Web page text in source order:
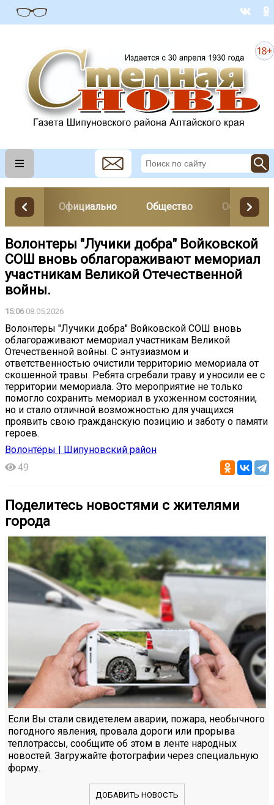
Официально Общество
Волонтеры "Лучики добра" Войковской
СОШ вновь облагораживают мемориал
участникам Великой Отечественной
войны.
15:0608.05.2026
Волонтеры "Лучики добра" Войковской СОШ вновь
облагораживают мемориал участникам Великой
Отечественной войны. С энтузиазмом и
ответственностью очистили территорию мемориала от
скошенной травы. Ребята сгребали траву и уносили ее с
территории мемориала. Это мероприятие не только
помогло сохранить мемориал в ухоженном состоянии,
но и стало отличной возможностью для учащихся
проявить свою гражданскую позицию и заботу о памяти
героев.
Волонтёры | Шипуновский район
49
Поделитесь новостями с жителями
города
Если Вы стали свидетелем аварии, пожара, необычного
погодного явления, провала дороги или прорыва
теплотрассы, сообщите об этом в ленте народных
новостей. Загружайте фотографии через специальную
форму.
ДОБАВИТЬ НОВОСТЬ